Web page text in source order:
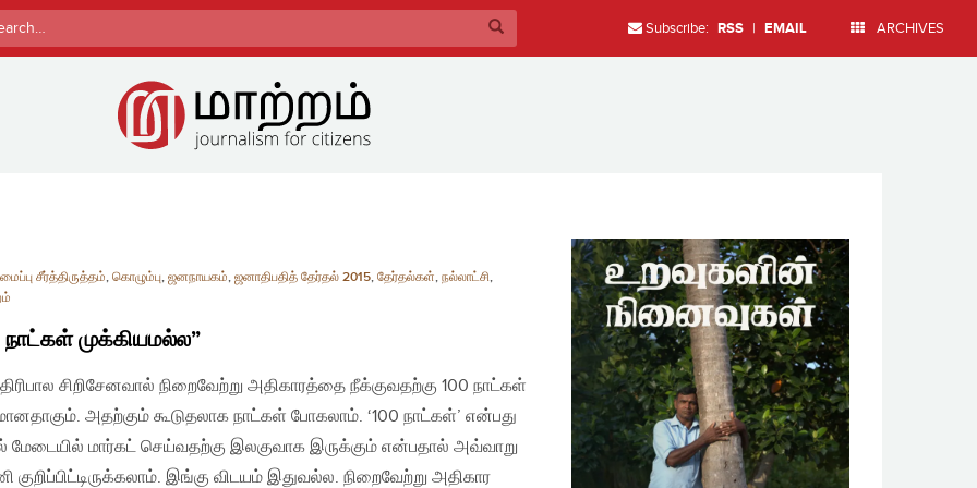
Subscribe: RSS | EMAIL ARCHIVES
சீர்த்திருத்தம், கொழும்பு, ஜனநாயகம், ஜனாதிபதித் தேர்தல் 2015, தேர்தல்கள், நல்லாட்சி,
நாட்கள் முக்கியமல்ல”
சிறிசேனவால் நிறைவேற்று அதிகாரத்தை நீக்குவதற்கு 100 நாட்கள்
அதற்கும் கூடுதலாக நாட்கள் போகலாம். ‘100 நாட்கள்’ என்பது
மேடையில் மார்கட் செய்வதற்கு இலகுவாக இருக்கும் என்பதால் அவ்வாறு
குறிப்பிட்டிருக்கலாம். இங்கு விடயம் இதுவல்ல. நிறைவேற்று அதிகார